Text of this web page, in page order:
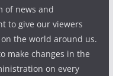
of news and
to give our viewers
the world around us.
make changes in the
on every